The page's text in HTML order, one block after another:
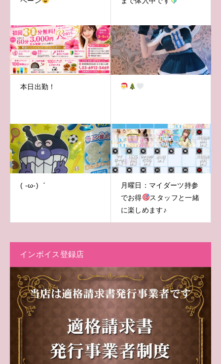
本日出勤！
( -ω-)゛
月曜日：マイダーツ持参
でお得
スタッフと一緒
に楽しめます♪
インボイス登録店